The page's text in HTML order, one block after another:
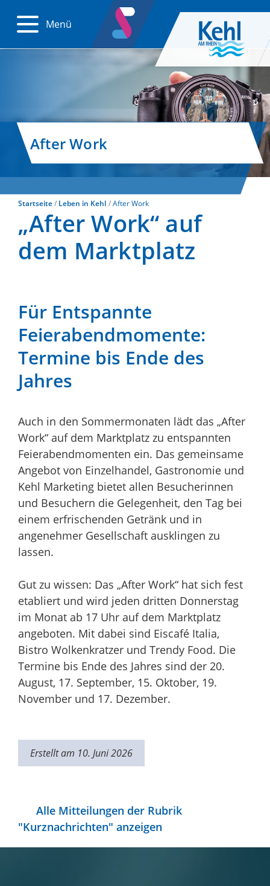
Menü
After Work
Startseite Leben in Kehl After Work
„After Work“ auf
dem Marktplatz
Für Entspannte
Feierabendmomente:
Termine bis Ende des
Jahres
Auch in den Sommermonaten lädt das „After
Work“ auf dem Marktplatz zu entspannten
Feierabendmomenten ein. Das gemeinsame
Angebot von Einzelhandel, Gastronomie und
Kehl Marketing bietet allen Besucherinnen
und Besuchern die Gelegenheit, den Tag bei
einem erfrischenden Getränk und in
angenehmer Gesellschaft ausklingen zu
lassen.
Gut zu wissen: Das „After Work“ hat sich fest
etabliert und wird jeden dritten Donnerstag
im Monat ab 17 Uhr auf dem Marktplatz
angeboten. Mit dabei sind Eiscafé Italia,
Bistro Wolkenkratzer und Trendy Food. Die
Termine bis Ende des Jahres sind der 20.
August, 17. September, 15. Oktober, 19.
November und 17. Dezember.
Erstellt am 10. Juni 2026
Alle Mitteilungen der Rubrik
"Kurznachrichten" anzeigen